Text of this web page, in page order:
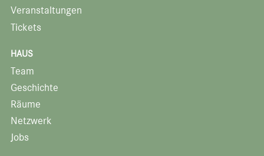
Veranstaltungen
Tickets
HAUS
Team
Geschichte
Räume
Netzwerk
Jobs